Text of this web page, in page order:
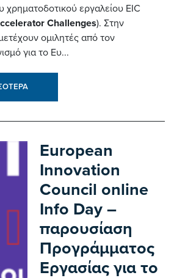
χρηματοδοτικού εργαλείου EIC
Challenges). Στην
ομιλητές από τον
για το Ευ...
European
Innovation
Council online
Info Day –
παρουσίαση
Προγράμματος
Εργασίας για το